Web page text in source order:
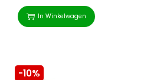
In Winkelwagen
-10%